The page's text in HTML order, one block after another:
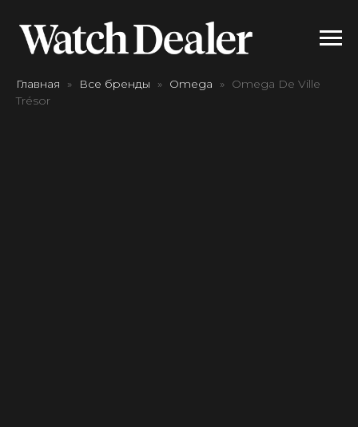
Главная Все бренды Omega
Omega De Ville
Trésor